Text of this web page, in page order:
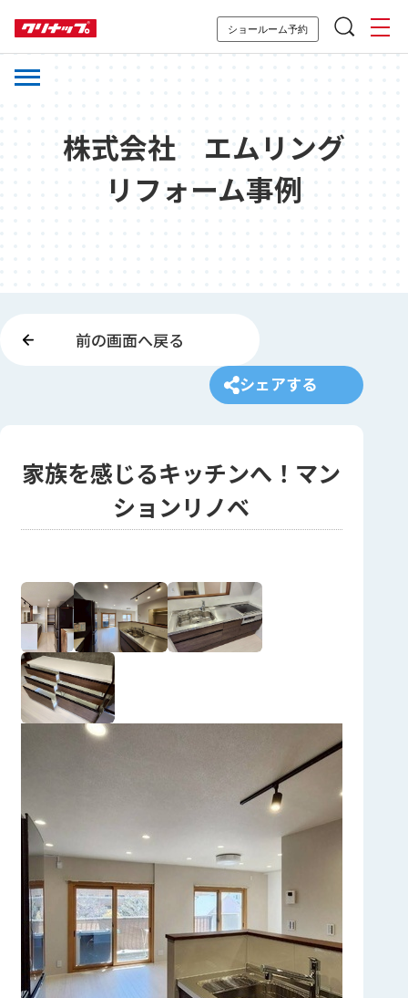
ショールーム予約
株式会社 エムリング
リフォーム事例
前の画面へ戻る
シェアする
家族を感じるキッチンへ！マン
ションリノベ